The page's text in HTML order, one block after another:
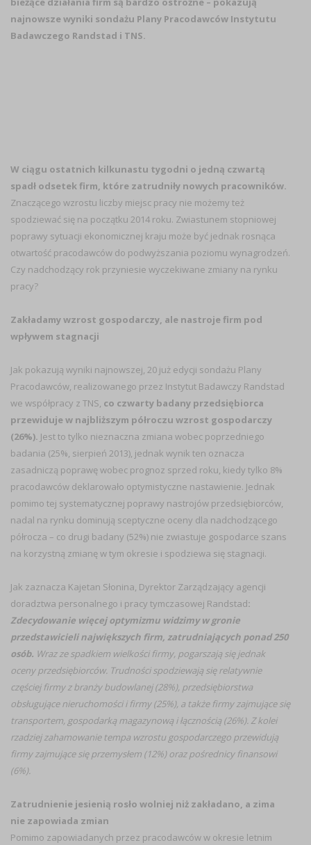
najnowsze wyniki sondażu Plany Pracodawców Instytutu
Badawczego Randstad i TNS.
W ciągu ostatnich kilkunastu tygodni o jedną czwartą
spadł odsetek firm, które zatrudniły nowych pracowników.
Znaczącego wzrostu liczby miejsc pracy nie możemy też
spodziewać się na początku 2014 roku. Zwiastunem stopniowej
poprawy sytuacji ekonomicznej kraju może być jednak rosnąca
otwartość pracodawców do podwyższania poziomu wynagrodzeń.
Czy nadchodzący rok przyniesie wyczekiwane zmiany na rynku
pracy?
Zakładamy wzrost gospodarczy, ale nastroje firm pod
wpływem stagnacji
Jak pokazują wyniki najnowszej, 20 już edycji sondażu Plany
Pracodawców, realizowanego przez Instytut Badawczy Randstad
we współpracy z TNS, co czwarty badany przedsiębiorca
przewiduje w najbliższym półroczu wzrost gospodarczy
(26%). Jest to tylko nieznaczna zmiana wobec poprzedniego
badania (25%, sierpień 2013), jednak wynik ten oznacza
zasadniczą poprawę wobec prognoz sprzed roku, kiedy tylko 8%
pracodawców deklarowało optymistyczne nastawienie. Jednak
pomimo tej systematycznej poprawy nastrojów przedsiębiorców,
nadal na rynku dominują sceptyczne oceny dla nadchodzącego
półrocza – co drugi badany (52%) nie zwiastuje gospodarce szans
na korzystną zmianę w tym okresie i spodziewa się stagnacji.
Jak zaznacza Kajetan Słonina, Dyrektor Zarządzający agencji
doradztwa personalnego i pracy tymczasowej Randstad:
Zdecydowanie więcej optymizmu widzimy w gronie
przedstawicieli największych firm, zatrudniających ponad 250
osób. Wraz ze spadkiem wielkości firmy, pogarszają się jednak
oceny przedsiębiorców. Trudności spodziewają się relatywnie
częściej firmy z branży budowlanej (28%), przedsiębiorstwa
obsługujące nieruchomości i firmy (25%), a także firmy zajmujące się
transportem, gospodarką magazynową i łącznością (26%). Z kolei
rzadziej zahamowanie tempa wzrostu gospodarczego przewidują
firmy zajmujące się przemysłem (12%) oraz pośrednicy finansowi
(6%).
Zatrudnienie jesienią rosło wolniej niż zakładano, a zima
nie zapowiada zmian
Pomimo zapowiadanych przez pracodawców w okresie letnim